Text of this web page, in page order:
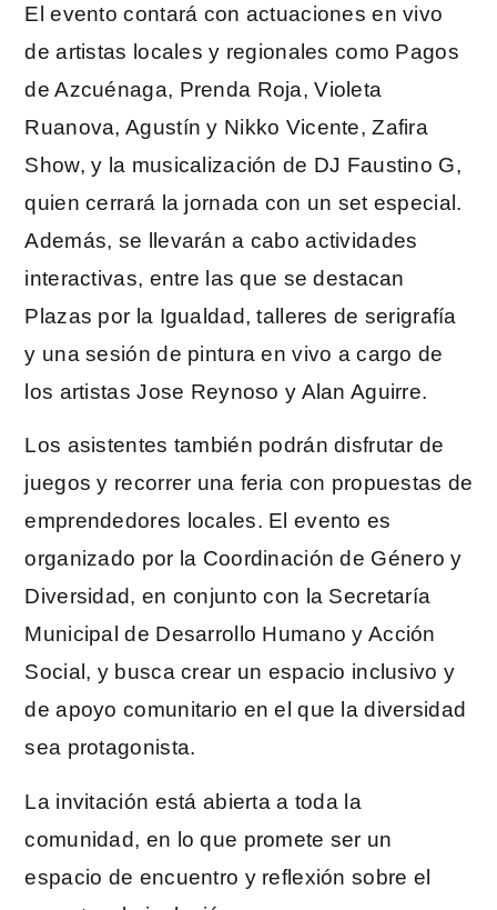
El evento contará con actuaciones en vivo
de artistas locales y regionales como Pagos
de Azcuénaga, Prenda Roja, Violeta
Ruanova, Agustín y Nikko Vicente, Zafira
Show, y la musicalización de DJ Faustino G,
quien cerrará la jornada con un set especial.
Además, se llevarán a cabo actividades
interactivas, entre las que se destacan
Plazas por la Igualdad, talleres de serigrafía
y una sesión de pintura en vivo a cargo de
los artistas Jose Reynoso y Alan Aguirre.
Los asistentes también podrán disfrutar de
juegos y recorrer una feria con propuestas de
emprendedores locales. El evento es
organizado por la Coordinación de Género y
Diversidad, en conjunto con la Secretaría
Municipal de Desarrollo Humano y Acción
Social, y busca crear un espacio inclusivo y
de apoyo comunitario en el que la diversidad
sea protagonista.
La invitación está abierta a toda la
comunidad, en lo que promete ser un
espacio de encuentro y reflexión sobre el